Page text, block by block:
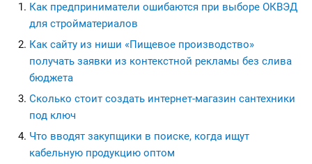
Как предприниматели ошибаются при выборе ОКВЭД
для стройматериалов
Как сайту из ниши «Пищевое производство»
получать заявки из контекстной рекламы без слива
бюджета
Сколько стоит создать интернет-магазин сантехники
под ключ
Что вводят закупщики в поиске, когда ищут
кабельную продукцию оптом